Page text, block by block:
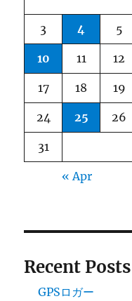
3 4 5
10 11 12
17 18 19
24 25 26
31
« Apr
Recent Posts
GPSロガー